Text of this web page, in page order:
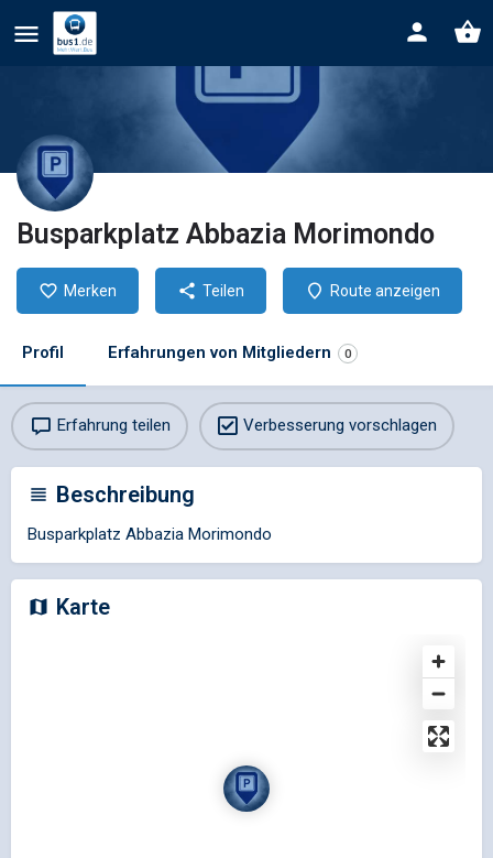
Busparkplatz Abbazia Morimondo
Merken Teilen Route anzeigen
Profil Erfahrungen von Mitgliedern 0
Erfahrung teilen Verbesserung vorschlagen
Beschreibung
Busparkplatz Abbazia Morimondo
Karte